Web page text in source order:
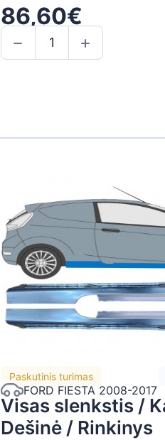
86,60€
Paskutinis turimas
FORD FIESTA 2008-2017
Visas slenkstis /
Dešinė / Rinkinys